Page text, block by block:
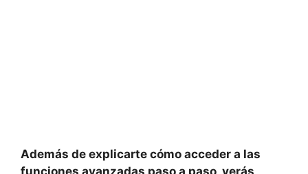
Además de explicarte cómo acceder a las
funciones avanzadas paso a paso, verás